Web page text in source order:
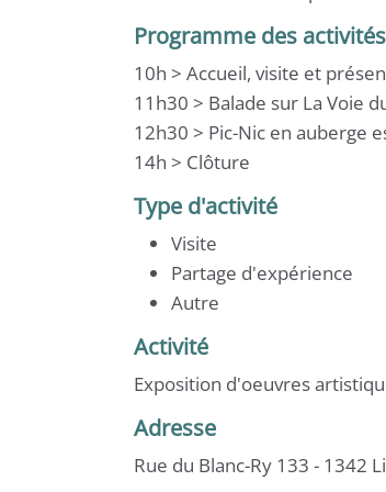
Programme des activités
10h > Accueil, visite et
11h30 > Balade sur La Voie
12h30 > Pic-Nic en auberge
14h > Clôture
Type d'activité
Visite
Partage d'expérience
Autre
Activité
Exposition d'oeuvres
Adresse
Rue du Blanc-Ry 133 - 1342